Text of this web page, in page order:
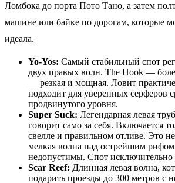
Ломбока до порта Пото Тано, а затем
машине или байке по дорогам, которые
идеала.
Yo-Yos: Самый стабильный спот
двух правых волн. The Hook —
— резкая и мощная. Ловит
подходит для уверенных серферов
продвинутого уровня.
Super Suck: Легендарная левая
говорит само за себя. Включается
свелле и правильном отливе. Это
мелкая волна над острейшим
недопустимы. Спот исключительно
Scar Reef: Длинная левая волна,
подарить проезды до 300 метров с